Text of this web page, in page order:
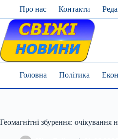
content
Про нас Контакти
Головна Політика
Геомагнітні збурення: очікування